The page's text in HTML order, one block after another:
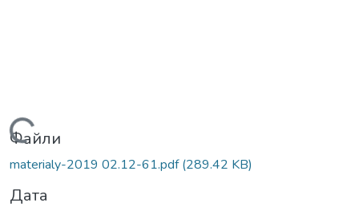
Вантажиться...
Файли
materialy-2019 02.12-61.pdf(289.42 KB)
Дата